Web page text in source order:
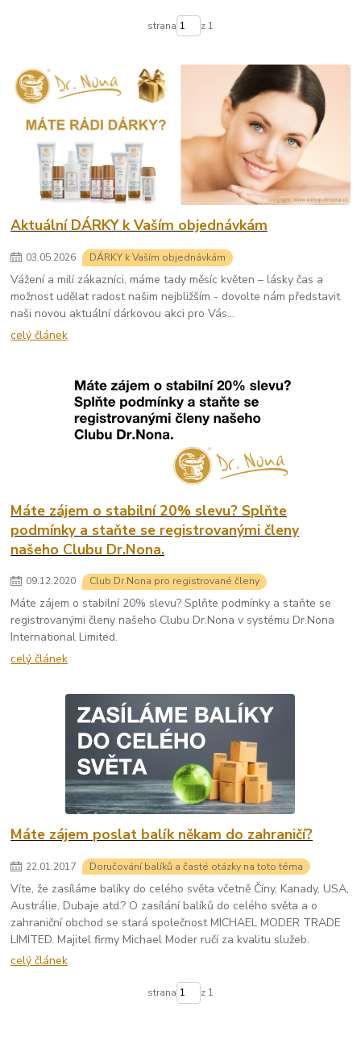
strana z 1
Aktuální DÁRKY k Vaším objednávkám
03.05.2026 DÁRKY k Vaším objednávkám
Vážení a milí zákazníci, máme tady měsíc květen – lásky čas a
možnost udělat radost našim nejbližším - dovolte nám představit
naši novou aktuální dárkovou akci pro Vás...
celý článek
Máte zájem o stabilní 20% slevu? Splňte
podmínky a staňte se registrovanými členy
našeho Clubu Dr.Nona.
09.12.2020 Club Dr.Nona pro registrované členy
Máte zájem o stabilní 20% slevu? Splňte podmínky a staňte se
registrovanými členy našeho Clubu Dr.Nona v systému Dr.Nona
International Limited.
celý článek
Máte zájem poslat balík někam do zahraničí?
22.01.2017 Doručování balíků a časté otázky na toto téma
Víte, že zasíláme balíky do celého světa včetně Číny, Kanady, USA,
Austrálie, Dubaje atd.? O zasílání balíků do celého světa a o
zahraniční obchod se stará společnost MICHAEL MODER TRADE
LIMITED. Majitel firmy Michael Moder ručí za kvalitu služeb.
celý článek
strana z 1